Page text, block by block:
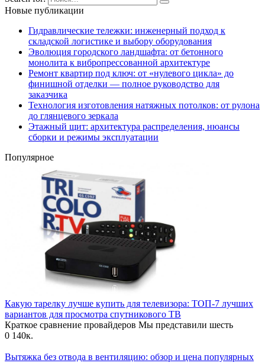
Новые публикации
Гидравлические тележки: инженерный подход к
складской логистике и выбору оборудования
Эволюция городского ландшафта: от бетонного
монолита к вибропрессованной архитектуре
Ремонт квартир под ключ: от «нулевого цикла» до
финишной отделки — полное руководство для
заказчика
Технология изготовления натяжных потолков: от рулона
до глянцевого зеркала
Этажный щит: архитектура распределения, нюансы
сборки и режимы эксплуатации
Популярное
Какую тарелку лучше купить для телевизора: ТОП-7 лучших
вариантов для просмотра спутникового ТВ
Краткое сравнение провайдеров Мы представили шесть
0 140к.
Вытяжка без отвода в вентиляцию: обзор и цена популярных